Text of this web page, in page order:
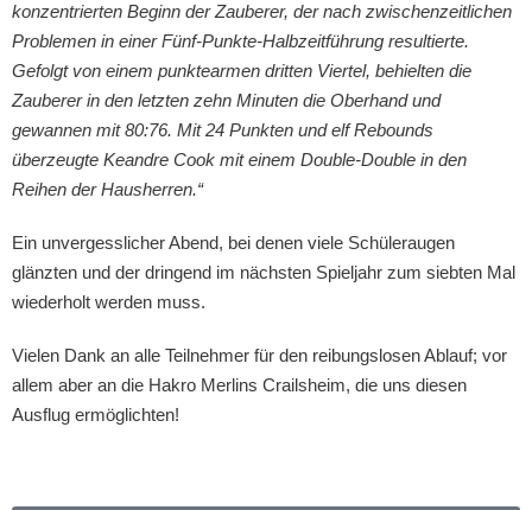
konzentrierten Beginn der Zauberer, der nach zwischenzeitlichen
Problemen in einer Fünf-Punkte-Halbzeitführung resultierte.
Gefolgt von einem punktearmen dritten Viertel, behielten die
Zauberer in den letzten zehn Minuten die Oberhand und
gewannen mit 80:76. Mit 24 Punkten und elf Rebounds
überzeugte Keandre Cook mit einem Double-Double in den
Reihen der Hausherren.“
Ein unvergesslicher Abend, bei denen viele Schüleraugen
glänzten und der dringend im nächsten Spieljahr zum siebten Mal
wiederholt werden muss.
Vielen Dank an alle Teilnehmer für den reibungslosen Ablauf; vor
allem aber an die Hakro Merlins Crailsheim, die uns diesen
Ausflug ermöglichten!